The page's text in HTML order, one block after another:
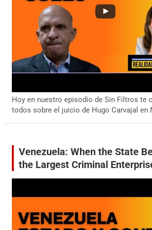
Hoy en nuestro episodio de Sin Filtros te
todos sobre el juicio de Hugo Carvajal en
Venezuela: When the State
the Largest Criminal